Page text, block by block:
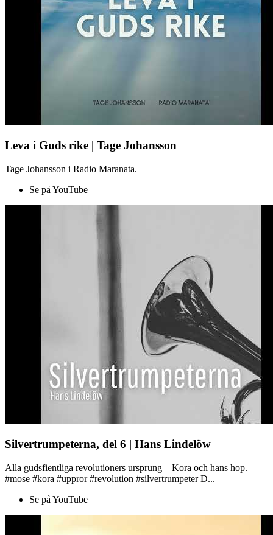
Leva i Guds rike | Tage Johansson
Tage Johansson i Radio Maranata.
Se på YouTube
Silvertrumpeterna, del 6 | Hans Lindelöw
Alla gudsfientliga revolutioners ursprung – Kora och hans hop.
#mose #kora #uppror #revolution #silvertrumpeter D...
Se på YouTube